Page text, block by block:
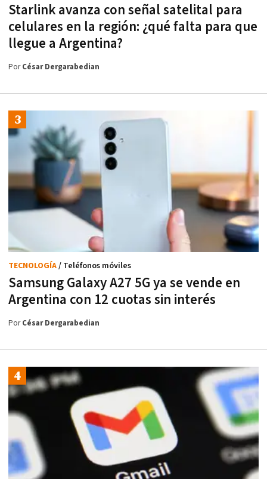
Starlink avanza con señal satelital para
celulares en la región: ¿qué falta para que
llegue a Argentina?
PorCésar Dergarabedian
Samsung Galaxy A27 5G ya se vende en
Argentina con 12 cuotas sin interés
TECNOLOGÍA/ Teléfonos móviles
PorCésar Dergarabedian